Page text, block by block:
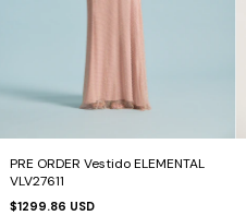
PRE ORDER Vestido ELEMENTAL
VLV27611
$1299.86 USD